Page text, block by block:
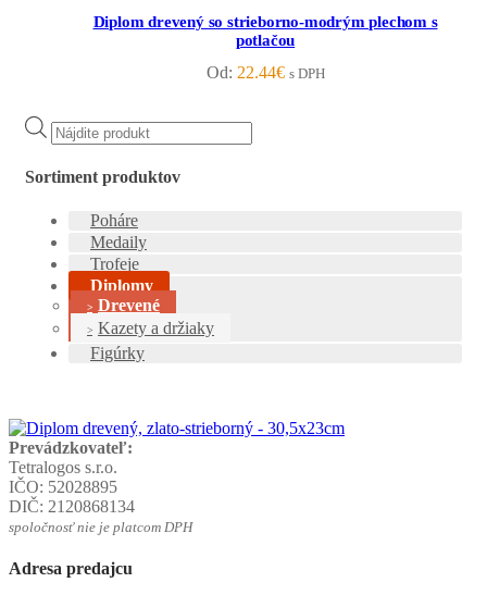
Diplom drevený so strieborno-modrým plechom s
potlačou
Od: 22.44€ s DPH
Products
search
Sortiment produktov
Poháre
Medaily
Trofeje
Diplomy
Drevené
Kazety a držiaky
Figúrky
Prevádzkovateľ:
Tetralogos s.r.o.
IČO: 52028895
DIČ: 2120868134
spoločnosť nie je platcom DPH
Adresa predajcu